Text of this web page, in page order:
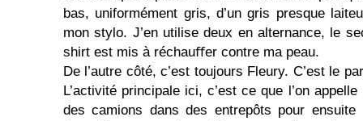
bas, uniformément gris, d’un gris presque
mon stylo. J’en utilise deux en alternance, le
shirt est mis à réchauﬀer contre ma peau.
De l’autre côté, c’est toujours Fleury. C’est le
L’activité princi­pale ici, c’est ce que l’on
des camions dans des entrepôts pour ensuite